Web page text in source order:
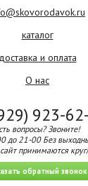
каталог
доставка и оплата
О нас
923-
вопросы? Звоните!
до 21-00 Без
принимаются
обратный звонок